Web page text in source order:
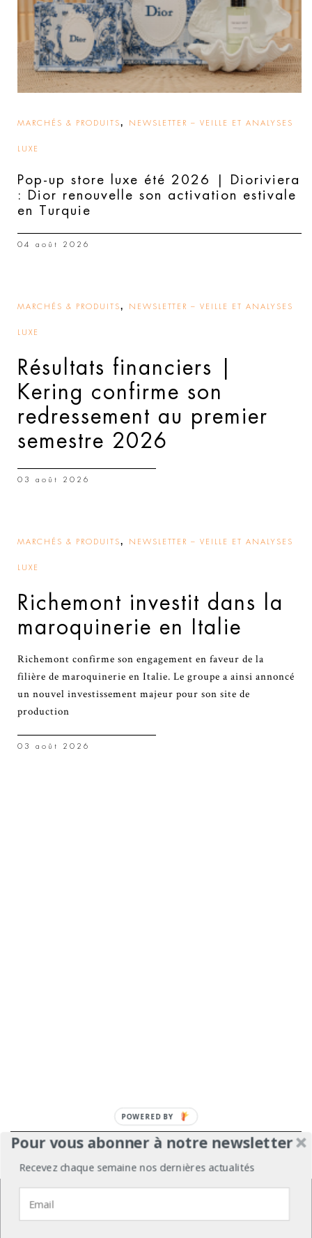
MARCHÉS & PRODUITS, NEWSLETTER – VEILLE ET ANALYSES
LUXE
Pop-up store luxe été 2026 | Dioriviera
: Dior renouvelle son activation estivale
en Turquie
04 août 2026
MARCHÉS & PRODUITS, NEWSLETTER – VEILLE ET ANALYSES
LUXE
Résultats financiers |
Kering confirme son
redressement au premier
semestre 2026
03 août 2026
MARCHÉS & PRODUITS, NEWSLETTER – VEILLE ET ANALYSES
LUXE
Richemont investit dans la
maroquinerie en Italie
Richemont confirme son engagement en faveur de la
filière de maroquinerie en Italie. Le groupe a ainsi annoncé
un nouvel investissement majeur pour son site de
production
03 août 2026
Annonceurs Partenariats Les Experts
Pour vous abonner à notre newsletter
Recevez chaque semaine nos dernières actualités
POWERED BY